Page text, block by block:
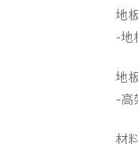
地
-地
地
-高
材